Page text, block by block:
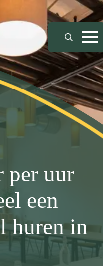
Search
for:
per uur
een
huren in